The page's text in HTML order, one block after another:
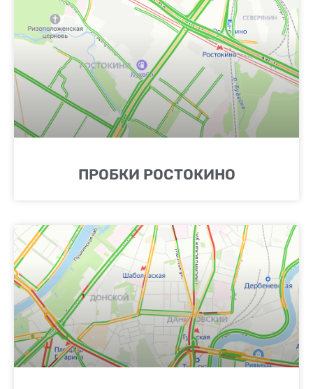
ПРОБКИ РОСТОКИНО